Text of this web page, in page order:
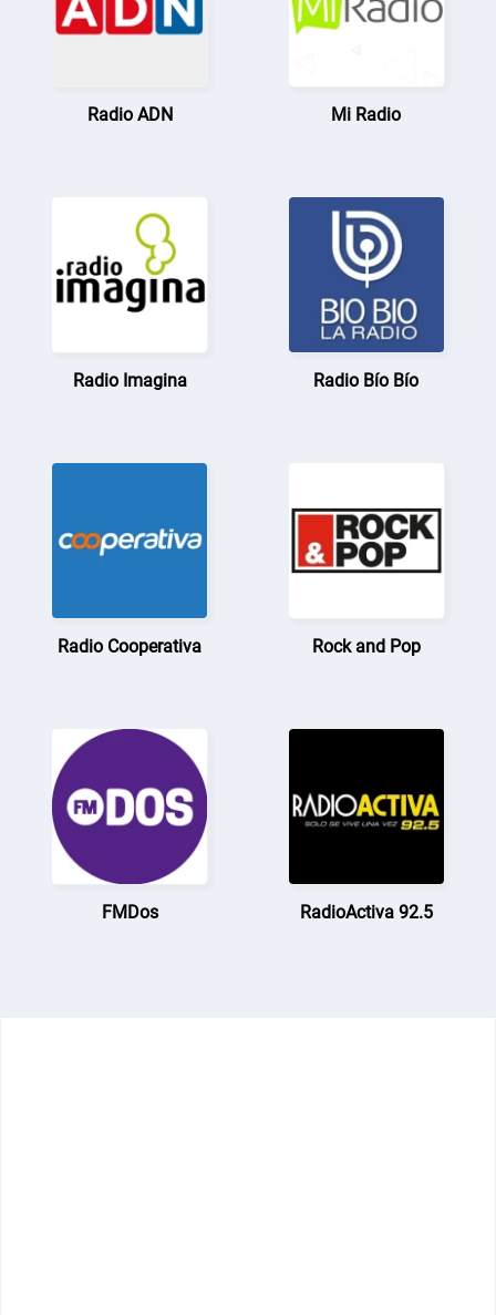
Radio ADN Mi Radio
Radio Imagina Radio Bío Bío
Radio Cooperativa Rock and Pop
FMDos RadioActiva 92.5